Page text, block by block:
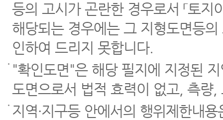
등의 고시가 곤란한 경우로서 「토
해당되는 경우에는 그 지형도면등
인하여 드리지 못합니다.
"확인도면"은 해당 필지에 지정된
도면으로서 법적 효력이 없고, 측량
지역·지구등 안에서의 행위제한내